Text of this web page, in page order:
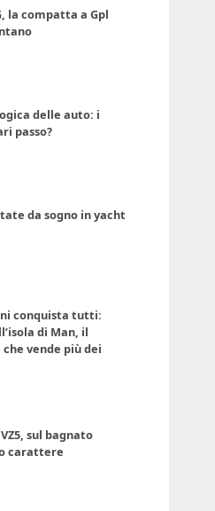
la compatta a Gpl
delle auto: i
passo?
da sogno in yacht
conquista tutti:
di Man, il
vende più dei
sul bagnato
carattere